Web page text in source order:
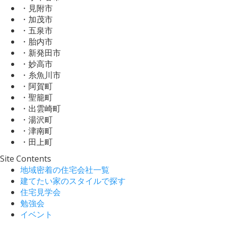
・見附市
・加茂市
・五泉市
・胎内市
・新発田市
・妙高市
・糸魚川市
・阿賀町
・聖籠町
・出雲崎町
・湯沢町
・津南町
・田上町
Site Contents
地域密着の住宅会社一覧
建てたい家のスタイルで探す
住宅見学会
勉強会
イベント